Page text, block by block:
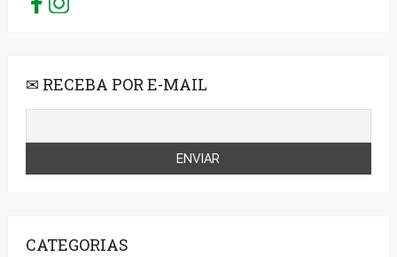
✉ RECEBA POR E-MAIL
CATEGORIAS